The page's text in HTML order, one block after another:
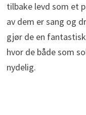
tilbake levd som et
av dem er sang og
gjør de en
hvor de både som
nydelig.